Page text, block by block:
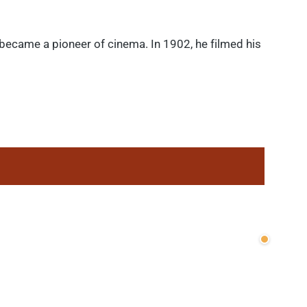
a pioneer of cinema. In 1902, he filmed his
Wenige